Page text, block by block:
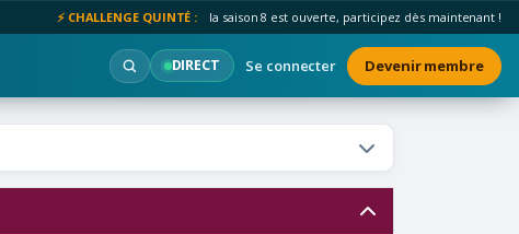
⚡ CHALLENGE QUINTÉ : la saison 8 est ouverte, participez dès maintenant !
DIRECT Se connecter Devenir membre